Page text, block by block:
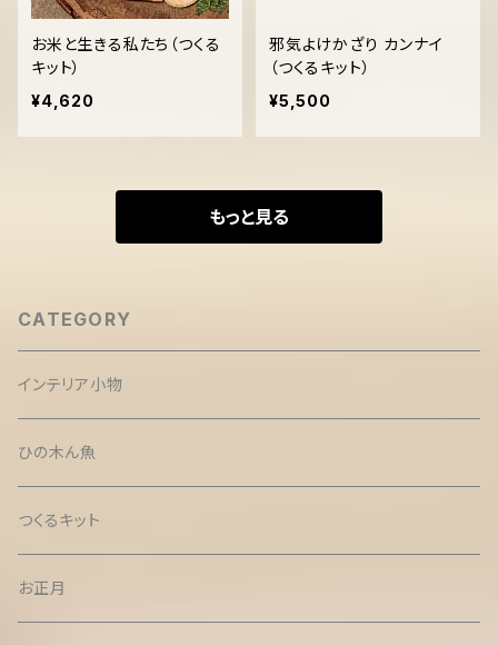
お米と生きる私たち（つくる
キット）
¥4,620
邪気よけかざり カンナイ
（つくるキット）
¥5,500
もっと見る
CATEGORY
インテリア小物
ひの木ん魚
つくるキット
お正月